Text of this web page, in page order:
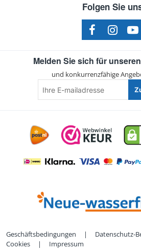
Folgen Sie
Melden Sie sich für
und konkurrenzfähige
E-
mailadresse
Geschäftsbedingungen | Datenschutz-
Cookies
| Impressum